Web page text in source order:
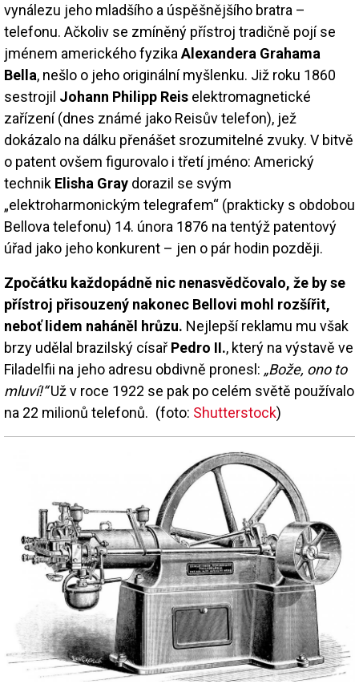
vynálezu jeho mladšího a úspěšnějšího bratra –
telefonu. Ačkoliv se zmíněný přístroj tradičně pojí se
jménem amerického fyzika Alexandera Grahama
Bella, nešlo o jeho originální myšlenku. Již roku 1860
sestrojil Johann Philipp Reis elektromagnetické
zařízení (dnes známé jako Reisův telefon), jež
dokázalo na dálku přenášet srozumitelné zvuky. V bitvě
o patent ovšem figurovalo i třetí jméno: Americký
technik Elisha Gray dorazil se svým
„elektroharmonickým telegrafem“ (prakticky s obdobou
Bellova telefonu) 14. února 1876 na tentýž patentový
úřad jako jeho konkurent – jen o pár hodin později.
Zpočátku každopádně nic nenasvědčovalo, že by se
přístroj přisouzený nakonec Bellovi mohl rozšířit,
neboť lidem naháněl hrůzu. Nejlepší reklamu mu však
brzy udělal brazilský císař Pedro II., který na výstavě ve
Filadelfii na jeho adresu obdivně pronesl: „Bože, ono to
mluví!“Už v roce 1922 se pak po celém světě používalo
na 22 milionů telefonů. (foto: Shutterstock)